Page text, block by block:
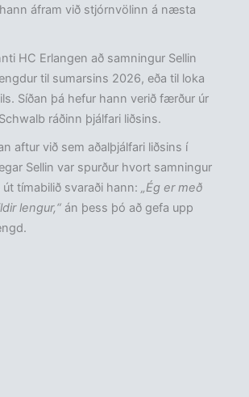
áfram við stjórnvölinn á næsta
HC Erlangen að samningur Sellin
til sumarsins 2026, eða til loka
Síðan þá hefur hann verið færður úr
ráðinn þjálfari liðsins.
aftur við sem aðalþjálfari liðsins í
Sellin var spurður hvort samningur
tímabilið svaraði hann: „Ég er með
lengur,“ án þess þó að gefa upp